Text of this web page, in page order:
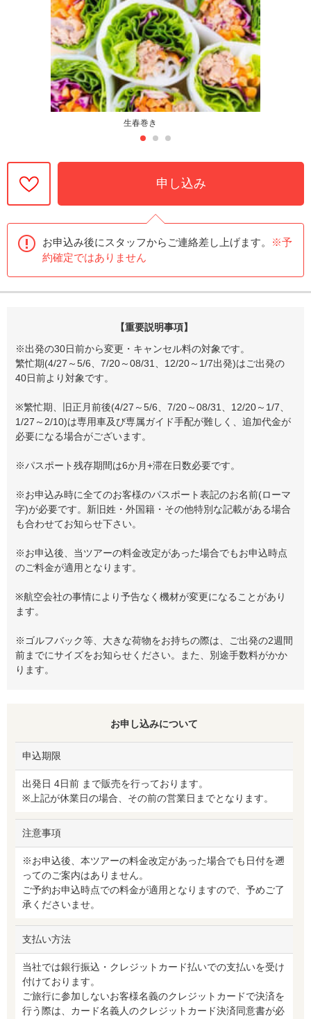
生春巻き
申し込み
お申込み後にスタッフからご連絡差し上げます。
※予
約確定ではありません
【重要説明事項】
※出発の30日前から変更・キャンセル料の対象です。
繁忙期(4/27～5/6、7/20～08/31、12/20～1/7出発)はご出発の
40日前より対象です。
※繁忙期、旧正月前後(4/27～5/6、7/20～08/31、12/20～1/7、
1/27～2/10)は専用車及び専属ガイド手配が難しく、追加代金が
必要になる場合がございます。
※パスポート残存期間は6か月+滞在日数必要です。
※お申込み時に全てのお客様のパスポート表記のお名前(ローマ
字)が必要です。新旧姓・外国籍・その他特別な記載がある場合
も合わせてお知らせ下さい。
※お申込後、当ツアーの料金改定があった場合でもお申込時点
のご料金が適用となります。
※航空会社の事情により予告なく機材が変更になることがあり
ます。
※ゴルフバック等、大きな荷物をお持ちの際は、ご出発の2週間
前までにサイズをお知らせください。また、別途手数料がかか
ります。
お申し込みについて
申込期限
出発日 4日前 まで販売を行っております。
※上記が休業日の場合、その前の営業日までとなります。
注意事項
※お申込後、本ツアーの料金改定があった場合でも日付を遡
ってのご案内はありません。
ご予約お申込時点での料金が適用となりますので、予めご了
承くださいませ。
支払い方法
当社では銀行振込・クレジットカード払いでの支払いを受け
付けております。
ご旅行に参加しないお客様名義のクレジットカードで決済を
行う際は、カード名義人のクレジットカード決済同意書が必